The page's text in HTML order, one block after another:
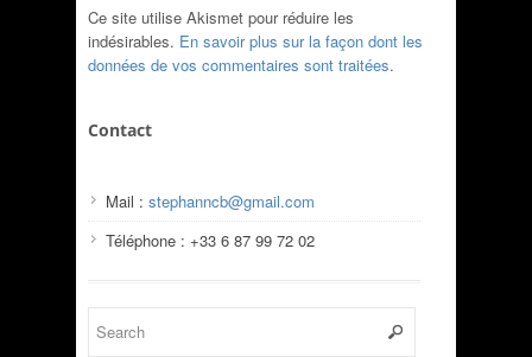
Ce site utilise Akismet pour réduire les
indésirables. En savoir plus sur la façon dont les
données de vos commentaires sont traitées.
Contact
Mail : stephanncb@gmail.com
Téléphone : +33 6 87 99 72 02